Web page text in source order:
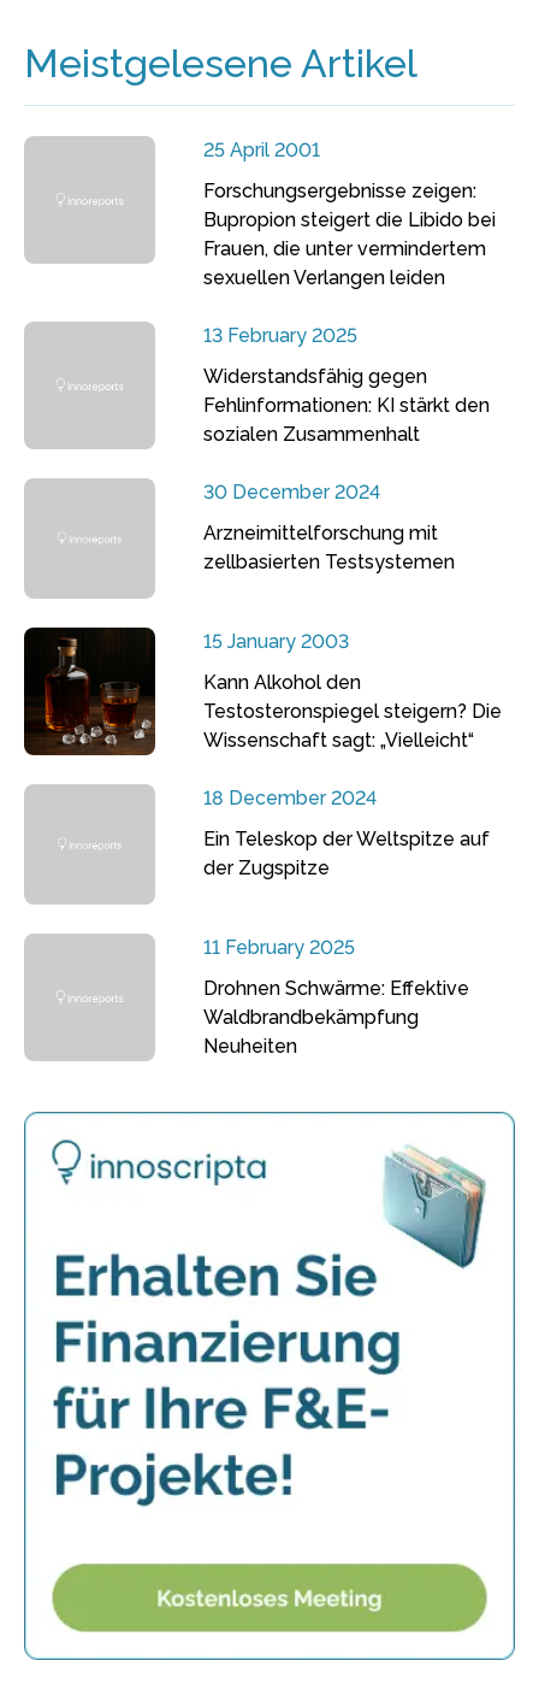
Meistgelesene Artikel
25 April 2001
Forschungsergebnisse zeigen:
Bupropion steigert die Libido bei
Frauen, die unter vermindertem
sexuellen Verlangen leiden
13 February 2025
Widerstandsfähig gegen
Fehlinformationen: KI stärkt den
sozialen Zusammenhalt
30 December 2024
Arzneimittelforschung mit
zellbasierten Testsystemen
15 January 2003
Kann Alkohol den
Testosteronspiegel steigern? Die
Wissenschaft sagt: „Vielleicht“
18 December 2024
Ein Teleskop der Weltspitze auf
der Zugspitze
11 February 2025
Drohnen Schwärme: Effektive
Waldbrandbekämpfung
Neuheiten